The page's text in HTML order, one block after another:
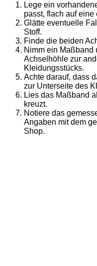
Lege ein
passt, flach auf eine
Glätte eventuelle
Stoff.
Finde die beiden
Nimm ein Maßband
Achselhöhle zur
Kleidungsstücks.
Achte darauf, dass
zur Unterseite des
Lies das Maßband
kreuzt.
Notiere das
Angaben mit dem
Shop.